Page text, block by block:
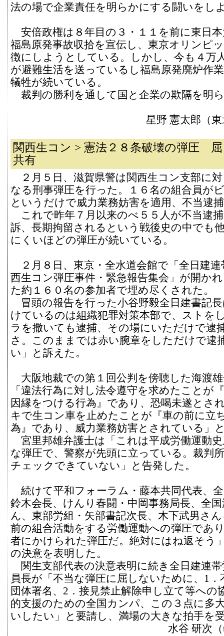
法の場で企業責任を明らかにする闘いをし
安倍政権は８年目の３・１１を前に東日
福島原発事故収拾を宣伝し、東京オリンピ
徴にしようとしている。しかし、今も４万
が避難生活を送っているし福島原発廃炉作
犠牲が続いている。
裁判の勝利を通して国と企業の欺隔を明
星野 憲太郎（
関西生コン > 憲法２８条破壊の弾圧
共有
２月５日、滋賀県警は関西生コン支部に
なる刑事弾圧を行った。１６名の組合員が
というだけで威力業務妨害を適用、不当逮
これで昨年７月以来のべ５５人が不当逮
訴、長期拘留されるという戦後史の中でも
にくいほどの弾圧が続いている。
２月８日、東京・全水道会館で「全日建連
西生コン弾圧事件・緊急報告集会」が開か
た約１６０名の参加者で埋め尽くされた。
冒頭の報告を行った小谷野毅全日建書記
けているのは組織犯罪対策本部で、ストを
ラを撒いても逮捕、その場にいただけで逮
さ。このままでは赤い腕章をしただけで逮
い」と訴えた。
大阪地裁での第１回公判を傍聴した海渡
「違法行為に対し法令遵守を求めたことが
因縁をつける行為』であり、恐喝未遂とさ
キで生コン車を止めたことが『車の前に立
為』であり、威力業務妨害とされている」
宮里邦雄弁護士は「これは平成労働運動
な弾圧で、警察が先頭に立っている。裁判
チェックできていない」と告発した。
続けて平和フォーラム・藤本共同代表、
鈴木会長、けんり春闘・中岡事務局長、全
ん、東部労組・矢部書記次長、木下武男さ
前の組合活動をする労働運動への弾圧であ
者にかけられた弾圧だ。絶対にはね返そう
の決意を表明した。
関生支部代表の決意表明に続き全日建連
員長が「不当な弾圧に屈しないために、1．
団体署名、2．接見禁止解除申し立て等への
的支援のための全国カンパ、この３点に多
いしたい」と要請し、満場の大きな拍手を
水谷 研次